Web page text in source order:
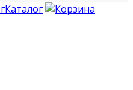
Каталог